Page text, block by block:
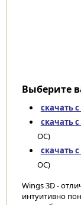
Выберите
скачать
скачать
ОС)
скачать
ОС)
Wings 3D -
интуитивно